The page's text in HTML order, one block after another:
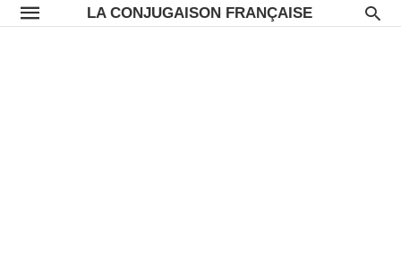
LA CONJUGAISON FRANÇAISE